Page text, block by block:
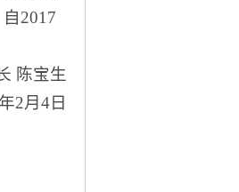
2017
陈宝生
2月4日